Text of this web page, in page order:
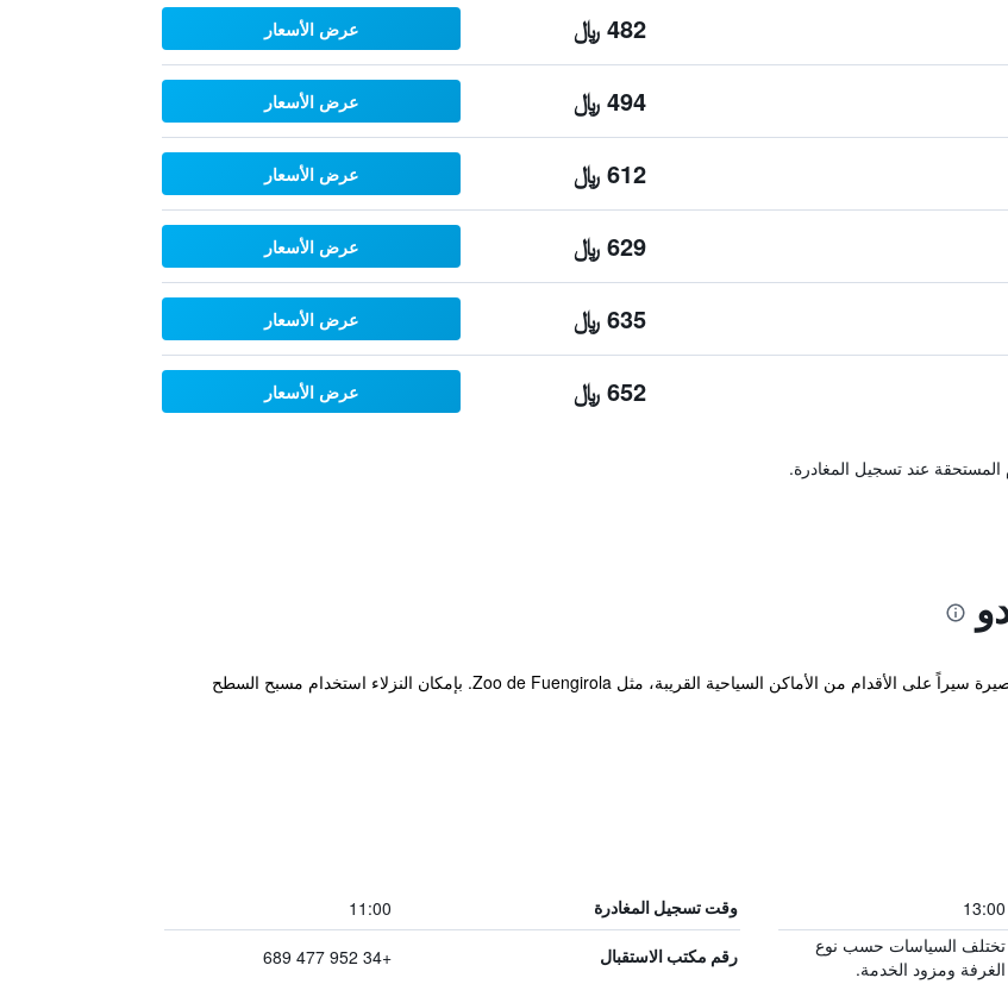
482 ﷼ عرض الأسعار
494 ﷼ عرض الأسعار
612 ﷼ عرض الأسعار
629 ﷼ عرض الأسعار
635 ﷼ عرض الأسعار
652 ﷼ عرض الأسعار
عند تسجيل المغادرة.
يقع هذا الفندق في مدينة فوينخيرولا ضمن مسافة قصيرة سيراً على الأقدام من الأماكن السياحية القريبة، مثل Zoo de Fuengirola. بإمكان النزلاء استخدام مسبح السطح
13:00 وقت تسجيل المغادرة 11:00
تختلف السياسات حسب نوع
الغرفة ومزود الخدمة.
رقم مكتب الاستقبال +34 952 477 689